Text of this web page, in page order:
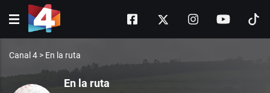
Canal 4 > En la ruta
En la ruta